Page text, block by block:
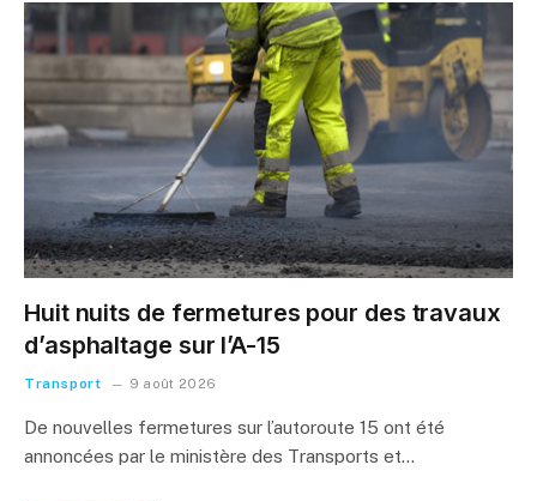
Huit nuits de fermetures pour des travaux
d’asphaltage sur l’A-15
Transport 9 août 2026
De nouvelles fermetures sur l’autoroute 15 ont été
annoncées par le ministère des Transports et…